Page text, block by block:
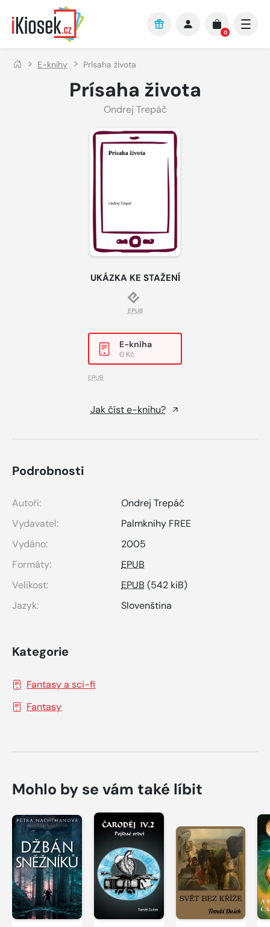
Přejít na hlavní obsah
0
E-knihy Prísaha života
Prísaha života
Ondrej Trepáč
UKÁZKA KE STAŽENÍ
EPUB
E-kniha
0 Kč
EPUB
Jak číst e-knihu?
Podrobnosti
Autoři:
Ondrej Trepáč
Vydavatel:
Palmknihy FREE
Vydáno:
2005
Formáty:
EPUB
Velikost:
EPUB (542 kiB)
Jazyk:
Slovenština
Kategorie
Fantasy a sci-fi
Fantasy
Mohlo by se vám také líbit